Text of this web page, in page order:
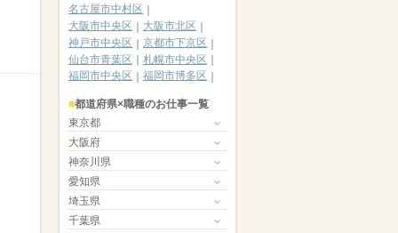
名古屋市中村区
大阪市中央区
大阪市北区
神戸市中央区
京都市下京区
仙台市青葉区
札幌市中央区
福岡市中央区
福岡市博多区
都道府県×職種のお仕事一覧
東京都
大阪府
神奈川県
愛知県
埼玉県
千葉県